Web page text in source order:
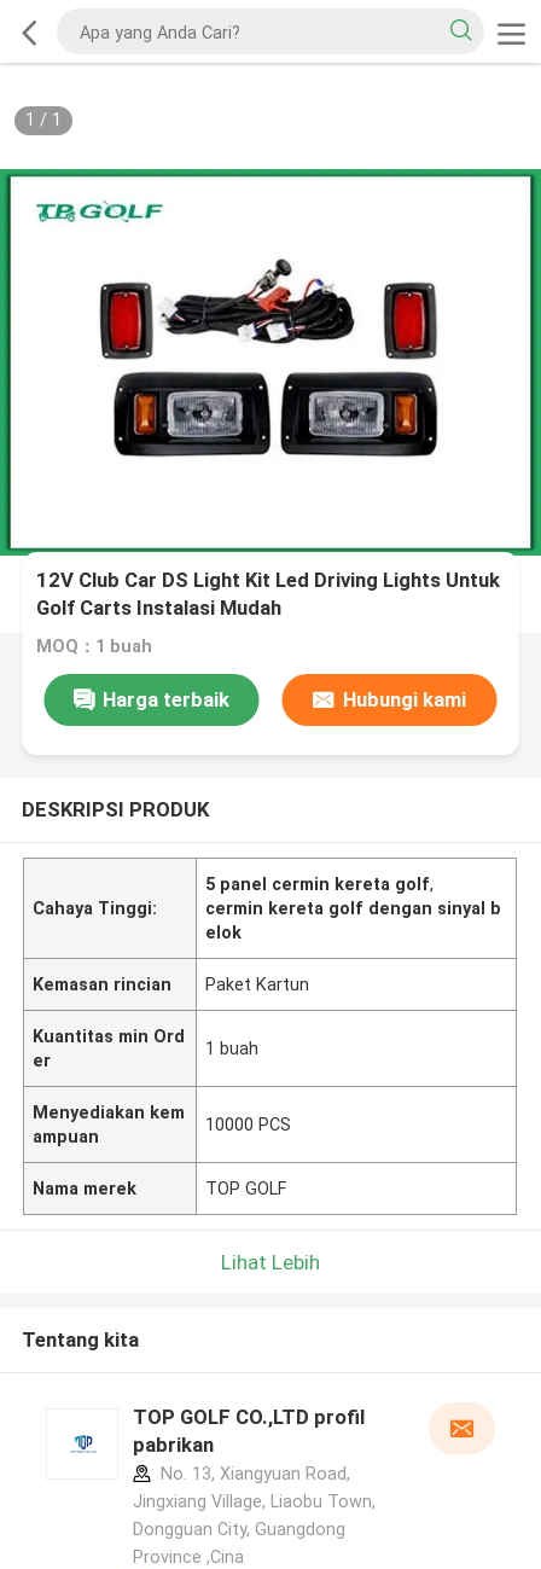
1 / 1
12V Club Car DS Light Kit Led Driving Lights Untuk
Golf Carts Instalasi Mudah
MOQ：1 buah
Harga terbaik Hubungi kami
DESKRIPSI PRODUK
Cahaya Tinggi:
5 panel cermin kereta golf,
cermin kereta golf dengan sinyal b
elok
Kemasan rincian Paket Kartun
Kuantitas min Ord
er
1 buah
Menyediakan kem
ampuan
10000 PCS
Nama merek TOP GOLF
Lihat Lebih
Tentang kita
TOP GOLF CO.,LTD profil
pabrikan
No. 13, Xiangyuan Road,
Jingxiang Village, Liaobu Town,
Dongguan City, Guangdong
Province ,Cina